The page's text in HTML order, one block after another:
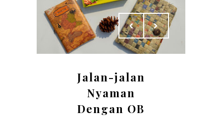
Jalan-jalan
Nyaman
Dengan OB